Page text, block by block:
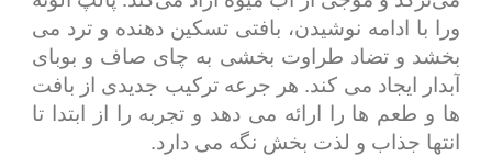
ورا با ادامه نوشیدن، بافتی تسکین دهنده و ترد می
بخشد و تضاد طراوت بخشی به چای صاف و بوبای
آبدار ایجاد می کند. هر جرعه ترکیب جدیدی از بافت
ها و طعم ها را ارائه می دهد و تجربه را از ابتدا تا
انتها جذاب و لذت بخش نگه می دارد.